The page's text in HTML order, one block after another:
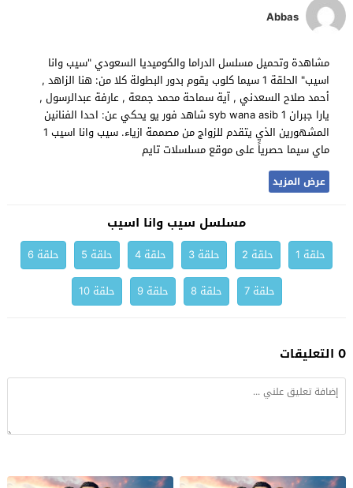
Abbas
مشاهدة وتحميل مسلسل الدراما والكوميديا السعودي "سيب وانا
اسيب" الحلقة 1 سيما كلوب يقوم بدور البطولة كلا من: هنا الزاهد ,
أحمد صلاح السعدني , آية سماحة محمد جمعة , عارفة عبدالرسول ,
يارا جبران syb wana asib 1 شاهد فور يو يحكي عن: احدا الفنانين
المشهورين الذي يتقدم للزواج من مصممة ازياء. سيب وانا اسيب 1
ماي سيما حصرياً على موقع مسلسلات تايم
عرض المزيد
مسلسل سيب وانا اسيب
حلقة 1 حلقة 2 حلقة 3 حلقة 4 حلقة 5
حلقة 6
حلقة 7
حلقة 8 حلقة 9 حلقة 10
0 التعليقات